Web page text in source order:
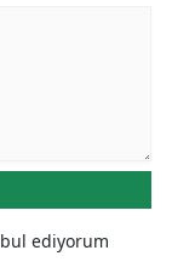
ediyorum